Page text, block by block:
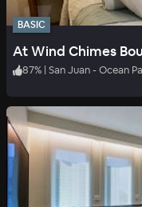
BASIC
At Wind Chimes
87% | San Juan - Ocean